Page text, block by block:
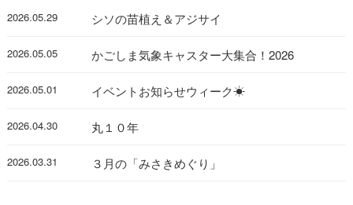
2026.05.29 シソの苗植え＆アジサイ
2026.05.05 かごしま気象キャスター大集合！2026
2026.05.01 イベントお知らせウィーク☀
2026.04.30 丸１０年
2026.03.31 ３月の「みさきめぐり」